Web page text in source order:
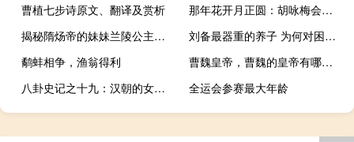
曹植七步诗原文、翻译及赏析
那年花开月正圆：胡咏梅会黑化吗？她喜欢吴聘还是杜明礼？
揭秘隋炀帝的妹妹兰陵公主悲惨的一生
刘备最器重的养子 为何对困境中的关羽见死不救
鹬蚌相争，渔翁得利
曹魏皇帝，曹魏的皇帝有哪几位？
八卦史记之十九：汉朝的女侯爷们
全运会参赛最大年龄